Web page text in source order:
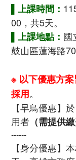
▌上課時間：
00，共5天。
▌上課地點： 國
鼓山區蓮海路70
※ 以下優惠方
採用。
【早鳥優惠】
用者 （需提供
------
【身分優惠】